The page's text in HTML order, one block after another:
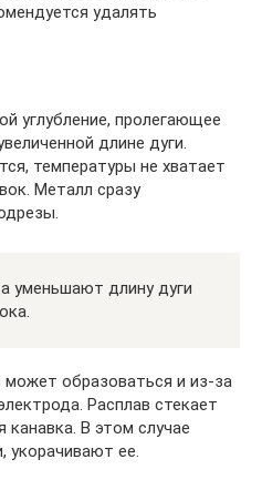
удалять
углубление, пролегающее
длине дуги.
температуры не хватает
Металл сразу
уменьшают длину дуги
может образоваться и из-за
Расплав стекает
канавка. В этом случае
ее.